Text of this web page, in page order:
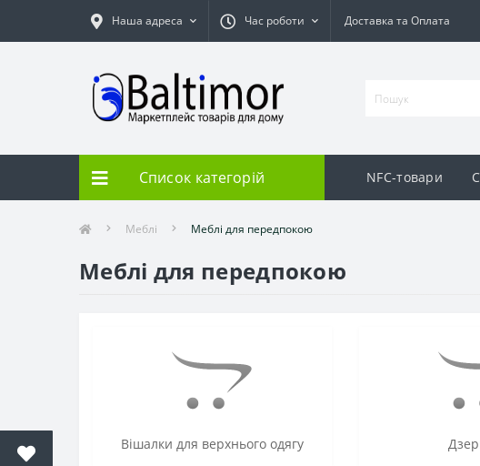
Наша адреса Час роботи Доставка та Оплата
Список категорій NFC-товари
Меблі Меблі для передпокою
Меблі для передпокою
Вішалки для верхнього одягу